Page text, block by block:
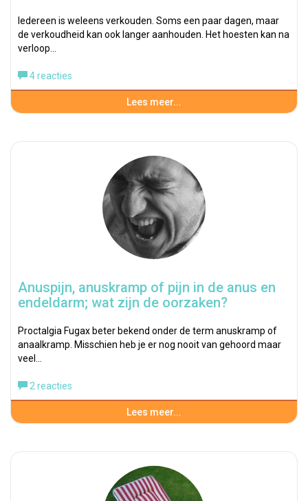
Iedereen is weleens verkouden. Soms een paar dagen, maar
de verkoudheid kan ook langer aanhouden. Het hoesten kan na
verloop…
4 reacties
Lees meer...
Anuspijn, anuskramp of pijn in de anus en
endeldarm; wat zijn de oorzaken?
Proctalgia Fugax beter bekend onder de term anuskramp of
anaalkramp. Misschien heb je er nog nooit van gehoord maar
veel…
2 reacties
Lees meer...